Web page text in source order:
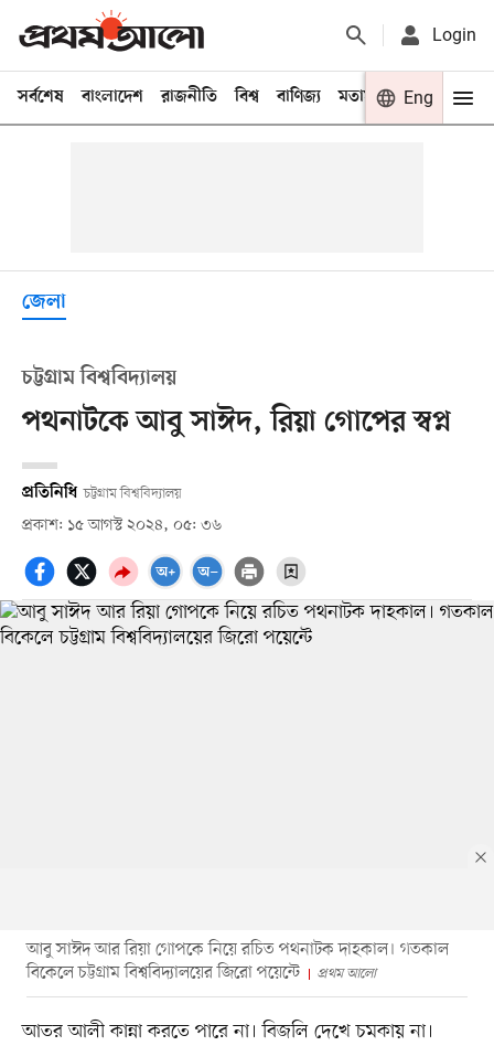
Login
সর্বশেষ বাংলাদেশ রাজনীতি বিশ্ব বাণিজ্য মতামত খেলা
Eng
জেলা
চট্টগ্রাম বিশ্ববিদ্যালয়
পথনাটকে আবু সাঈদ, রিয়া গোপের স্বপ্ন
প্রতিনিধি চট্টগ্রাম বিশ্ববিদ্যালয়
প্রকাশ: ১৫ আগস্ট ২০২৪, ০৫: ৩৬
আবু সাঈদ আর রিয়া গোপকে নিয়ে রচিত পথনাটক দাহকাল। গতকাল
বিকেলে চট্টগ্রাম বিশ্ববিদ্যালয়ের জিরো পয়েন্টে
প্রথম আলো
আতর আলী কান্না করতে পারে না। বিজলি দেখে চমকায় না।